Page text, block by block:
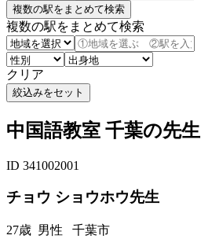
複数の駅をまとめて検索
クリア
中国語教室 千葉の先生
ID 341002001
チョウ ショウホウ先生
27歳 男性 千葉市